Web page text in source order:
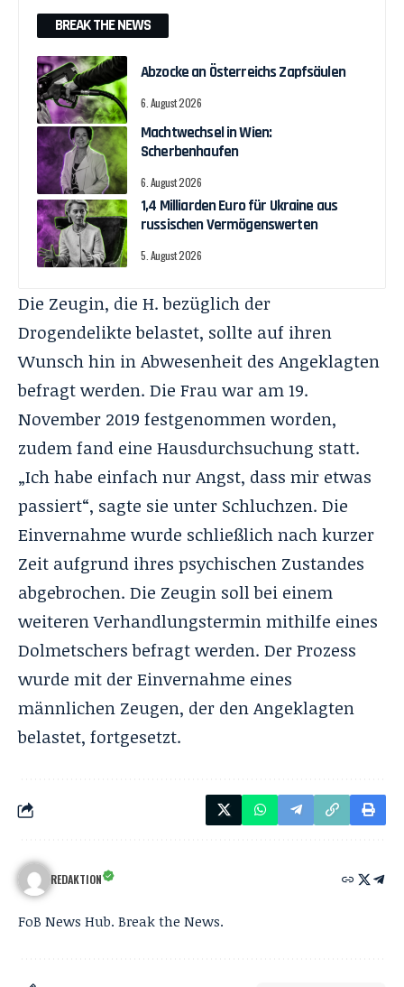
BREAK THE NEWS
Abzocke an Österreichs Zapfsäulen
6. August 2026
Machtwechsel in Wien:
Scherbenhaufen
6. August 2026
1,4 Milliarden Euro für Ukraine aus
russischen Vermögenswerten
5. August 2026
Die Zeugin, die H. bezüglich der
Drogendelikte belastet, sollte auf ihren
Wunsch hin in Abwesenheit des Angeklagten
befragt werden. Die Frau war am 19.
November 2019 festgenommen worden,
zudem fand eine Hausdurchsuchung statt.
„Ich habe einfach nur Angst, dass mir etwas
passiert“, sagte sie unter Schluchzen. Die
Einvernahme wurde schließlich nach kurzer
Zeit aufgrund ihres psychischen Zustandes
abgebrochen. Die Zeugin soll bei einem
weiteren Verhandlungstermin mithilfe eines
Dolmetschers befragt werden. Der Prozess
wurde mit der Einvernahme eines
männlichen Zeugen, der den Angeklagten
belastet, fortgesetzt.
REDAKTION
FoB News Hub. Break the News.